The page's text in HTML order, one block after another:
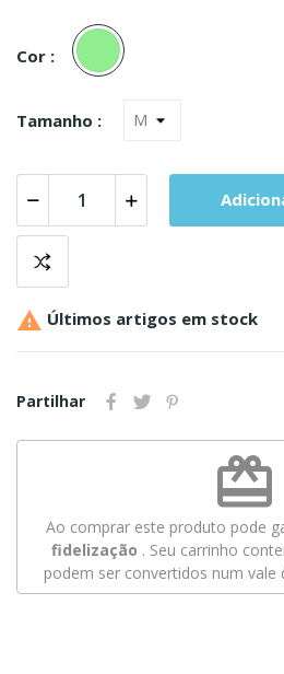
Cor :
Verde
Clr.
Tamanho :
 Últimos artigos em stock
Partilhar
redeem
Ao comprar este produto pode
fidelização . Seu carrinho
podem ser convertidos num vale